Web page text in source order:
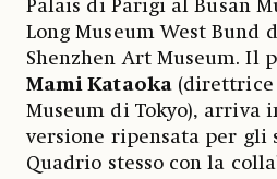
Palais di Parigi al Busan
Long Museum West Bund
Shenzhen Art Museum. Il
Mami Kataoka(direttrice
Museum di Tokyo), arriva
versione ripensata per gli
Quadrio stesso con la